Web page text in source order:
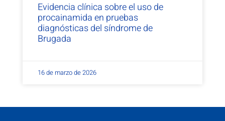
Evidencia clínica sobre el uso de
procainamida en pruebas
diagnósticas del síndrome de
Brugada
16 de marzo de 2026